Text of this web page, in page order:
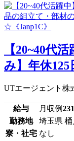
【20~40代
み】年休
UTエージェント株
給与 月収例
勤務地
埼玉県
寮・社宅 なし